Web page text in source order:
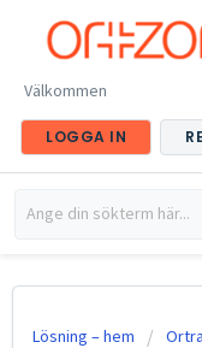
Välkommen
LOGGA IN
Lösning – hem